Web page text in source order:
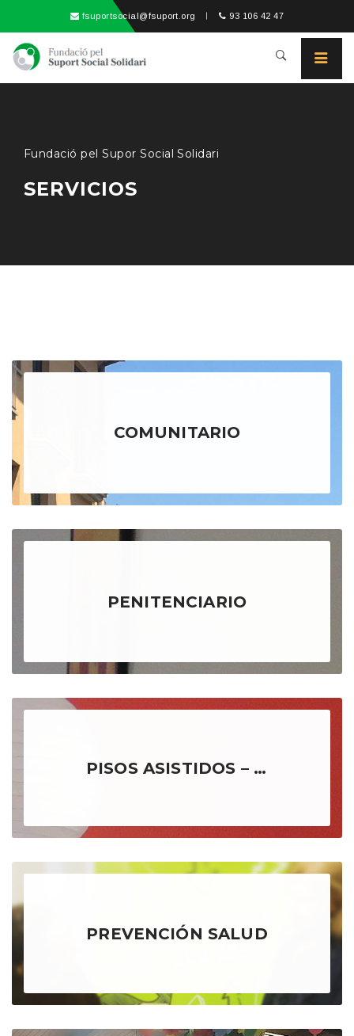
fsuportsocial@fsuport.org 93 106 42 47
Fundació pel Supor Social Solidari
SERVICIOS
COMUNITARIO
PENITENCIARIO
PISOS ASISTIDOS – REUS
PREVENCIÓN SALUD